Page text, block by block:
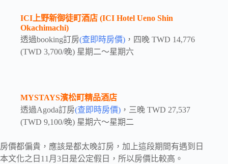
ICI上野新御徒町酒店 (ICI Hotel Ueno Shin
Okachimachi)
透過booking訂房(查即時房價) ，四晚 TWD 14,776
(TWD 3,700/晚) 星期二～星期六
MYSTAYS濱松町精品酒店
透過Agoda訂房(查即時房價) ，三晚 TWD 27,537
(TWD 9,100/晚) 星期六～星期二
房價都偏貴，應該是都太晚訂房，加上這段期間有遇到日
本文化之日11月3日是公定假日，所以房價比較高。